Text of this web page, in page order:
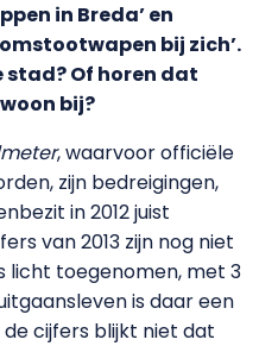
in Breda’ en
bij zich’.
stad? Of horen dat
bij?
, waarvoor officiële
zijn bedreigingen,
in 2012 juist
van 2013 zijn nog niet
licht toegenomen, met 3
is daar een
cijfers blijkt niet dat